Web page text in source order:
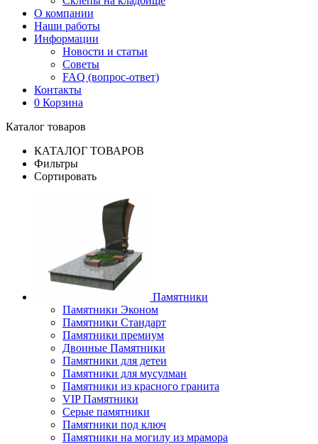
О компании
Наши работы
Информации
Новости и статьи
Советы
FAQ (вопрос-ответ)
Контакты
0 Корзина
Каталог товаров
КАТАЛОГ ТОВАРОВ
Фильтры
Сортировать
Памятники
Памятники Эконом
Памятники Стандарт
Памятники премиум
Двоиные Памятники
Памятники для детеи
Памятники для мусулман
Памятники из красного гранита
VIP Памятники
Серые памятники
Памятники под ключ
Памятники на могилу из мрамора